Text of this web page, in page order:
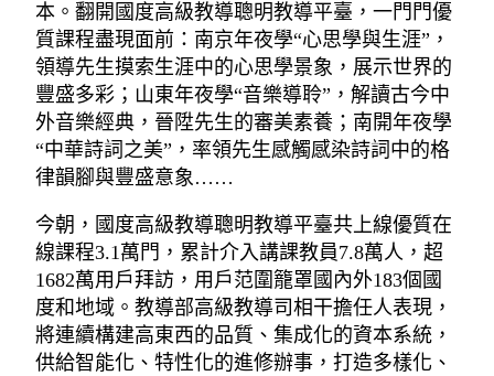
本。翻開國度高級教導聰明教導平臺，一門門優
質課程盡現面前：南京年夜學“心思學與生涯”，
領導先生摸索生涯中的心思學景象，展示世界的
豐盛多彩；山東年夜學“音樂導聆”，解讀古今中
外音樂經典，晉陞先生的審美素養；南開年夜學
“中華詩詞之美”，率領先生感觸感染詩詞中的格
律韻腳與豐盛意象……
今朝，國度高級教導聰明教導平臺共上線優質在
線課程3.1萬門，累計介入講課教員7.8萬人，超
1682萬用戶拜訪，用戶范圍籠罩國內外183個國
度和地域。教導部高級教導司相干擔任人表現，
將連續構建高東西的品質、集成化的資本系統，
供給智能化、特性化的進修辦事，打造多樣化、